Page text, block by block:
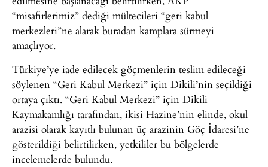
“misafirlerimiz” dediği mültecileri “geri kabul
merkezleri”ne alarak buradan kamplara sürmeyi
amaçlıyor.
Türkiye’ye iade edilecek göçmenlerin teslim edileceği
söylenen “Geri Kabul Merkezi” için Dikili’nin seçildiği
ortaya çıktı. “Geri Kabul Merkezi” için Dikili
Kaymakamlığı tarafından, ikisi Hazine’nin elinde, okul
arazisi olarak kayıtlı bulunan üç arazinin Göç İdaresi’ne
gösterildiği belirtilirken, yetkililer bu bölgelerde
incelemelerde bulundu.